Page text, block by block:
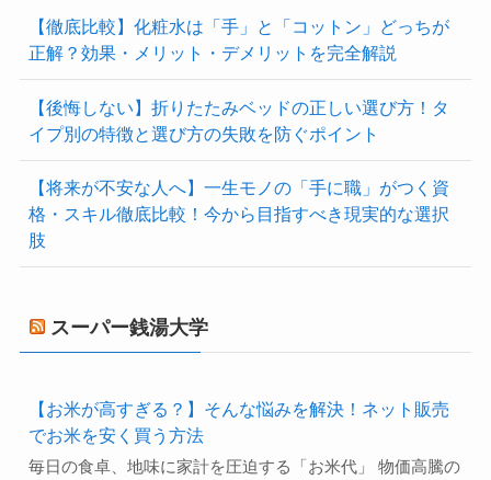
【徹底比較】化粧水は「手」と「コットン」どっちが
正解？効果・メリット・デメリットを完全解説
【後悔しない】折りたたみベッドの正しい選び方！タ
イプ別の特徴と選び方の失敗を防ぐポイント
【将来が不安な人へ】一生モノの「手に職」がつく資
格・スキル徹底比較！今から目指すべき現実的な選択
肢
スーパー銭湯大学
【お米が高すぎる？】そんな悩みを解決！ネット販売
でお米を安く買う方法
毎日の食卓、地味に家計を圧迫する「お米代」 物価高騰の